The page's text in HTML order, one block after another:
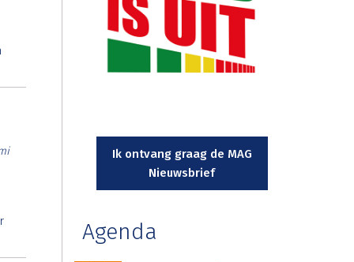
Ik ontvang graag de MAG
Nieuwsbrief
Agenda